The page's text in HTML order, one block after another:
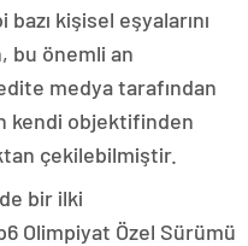
kişisel eşyalarını
bu önemli an
medya tarafından
kendi objektifinden
çekilebilmiştir.
bir ilki
Olimpiyat Özel Sürümü